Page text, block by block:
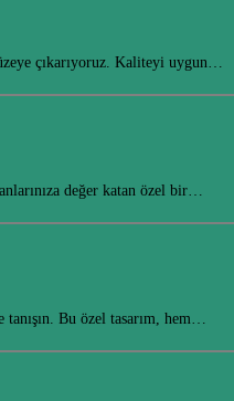
çıkarıyoruz. Kaliteyi uygun…
değer katan özel bir…
tanışın. Bu özel tasarım, hem…